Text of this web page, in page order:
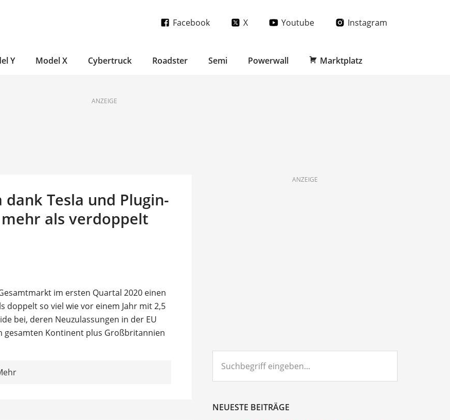
Facebook X Youtube Instagram
Y Model X Cybertruck Roadster Semi Powerwall Marktplatz
ANZEIGE
Tesla und Plugin-
als verdoppelt
im ersten Quartal 2020 einen
doppelt so viel wie vor einem Jahr mit 2,5
bei, deren Neuzulassungen in der EU
gesamten Kontinent plus Großbritannien
ANZEIGE
eingeben...
NEUESTE BEITRÄGE